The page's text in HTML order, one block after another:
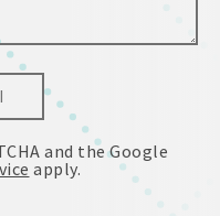
and the Google
apply.